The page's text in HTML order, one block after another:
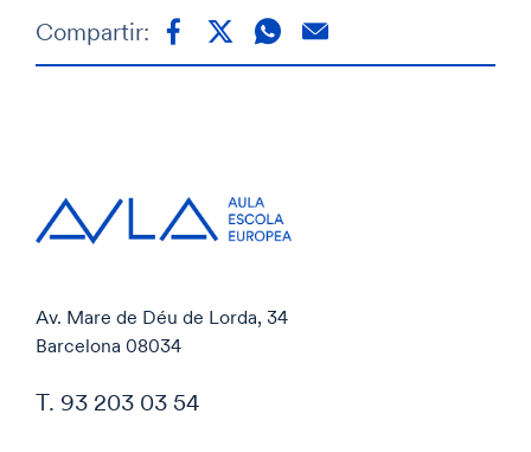
Compartir:
Av. Mare de Déu de Lorda, 34
Barcelona 08034
T. 93 203 03 54